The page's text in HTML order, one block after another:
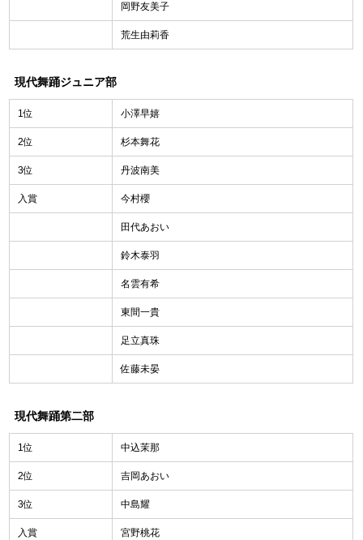
岡野友美子
荒生由莉香
現代舞踊ジュニア部
1位 小澤早嬉
2位 杉本舞花
3位 丹波南美
入賞 今村櫻
田代あおい
鈴木泰羽
名雲有希
東間一貴
足立真珠
佐藤未晏
現代舞踊第二部
1位 中込茉那
2位 吉岡あおい
3位 中島耀
入賞 宮野桃花